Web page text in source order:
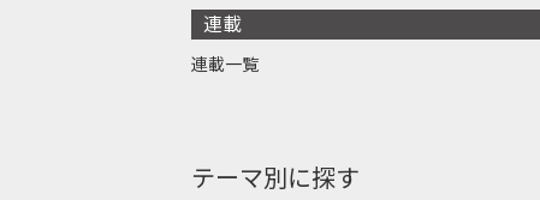
連載
連載一覧
テーマ別に探す